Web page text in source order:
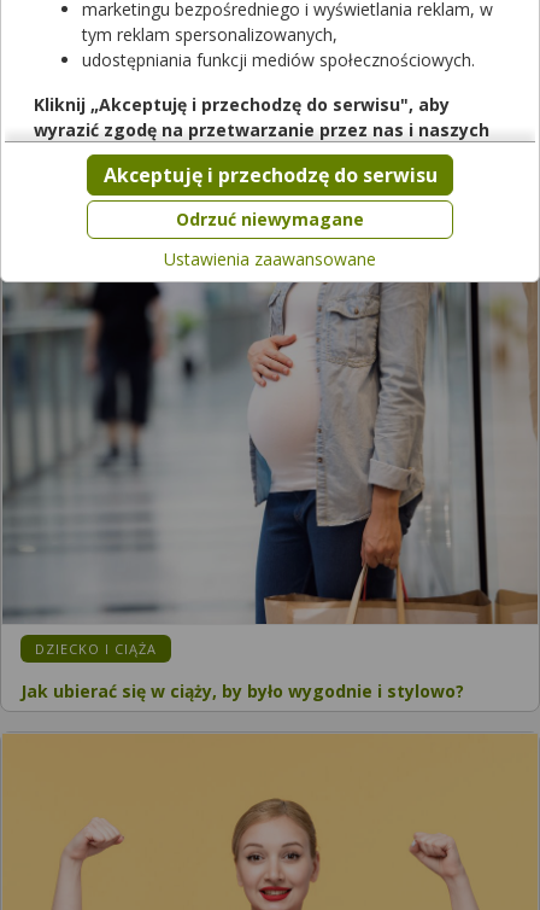
Dodaj do koszyka
Adagrazyb występuje w różnych formach
: Adagrazyb;
Adagrasibum; Adagrasib
Może Cię również zainteresować:
DZIECKO I CIĄŻA
Jak ubierać się w ciąży, by było wygodnie i stylowo?
marketingu bezpośredniego i wyświetlania reklam, w
tym reklam spersonalizowanych,
udostępniania funkcji mediów społecznościowych.
Kliknij „Akceptuję i przechodzę do serwisu", aby
wyrazić zgodę na przetwarzanie przez nas i naszych
partnerów Twoich danych w powyższych celach.
Pamiętaj, że wyrażenie zgody jest dobrowolne, a wyrażoną
zgodę możesz w każdej chwili cofnąć, możesz też wycofać
zgodę na przetwarzanie Twoich danych tylko w niektórych
celach. Jeżeli chcesz dowiedzieć się więcej lub chcesz
przeprowadzić konfigurację szczegółową, to możesz tego
dokonać za pomocą „Ustawień zaawansowanych".
Więcej informacji na temat wykorzystywania narzędzi
zewnętrznych w naszym serwisie znajdziesz wRegulaminie
Odrzuć niewymagane
Akceptuję i przechodzę do serwisu
Ustawienia zaawansowane